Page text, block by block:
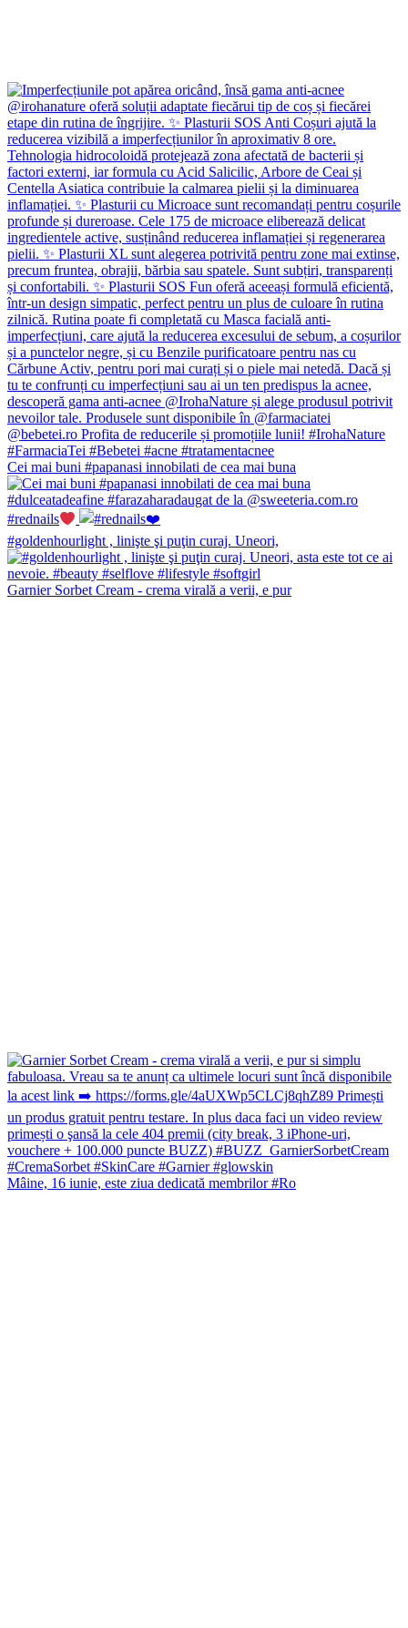
Cei mai buni #papanasi innobilati de cea mai buna
#rednails
#goldenhourlight , linişte şi puţin curaj. Uneori,
Garnier Sorbet Cream - crema virală a verii, e pur
Mâine, 16 iunie, este ziua dedicată membrilor #Ro